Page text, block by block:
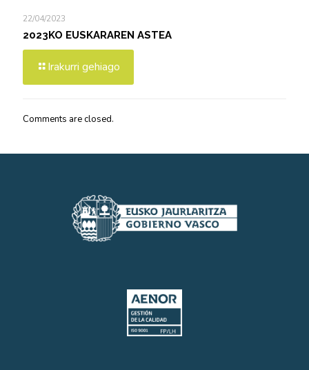
22/04/2023
2023KO EUSKARAREN ASTEA
Irakurri gehiago
Comments are closed.